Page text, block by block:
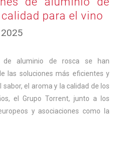
para el vino
de aluminio de rosca se han
las soluciones más eficientes y
el aroma y la calidad de los
el Grupo Torrent, junto a los
y asociaciones como la